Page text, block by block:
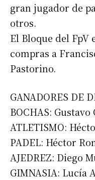
Suscribirme
gran jugador de
otros.
El Bloque del FpV
compras a
Pastorino.
GANADORES DE
BOCHAS:
ATLETISMO:
PADEL: Héctor
AJEDREZ: Diego
GIMNASIA: Lucía